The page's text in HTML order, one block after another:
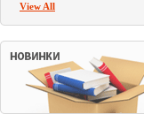
View All